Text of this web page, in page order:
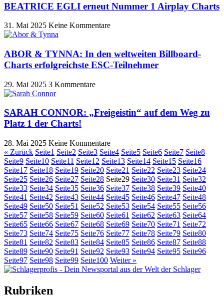
BEATRICE EGLI erneut Nummer 1 Airplay Charts
31. Mai 2025 Keine Kommentare
ABOR & TYNNA: In den weltweiten Billboard-
Charts erfolgreichste ESC-Teilnehmer
29. Mai 2025 3 Kommentare
SARAH CONNOR: „Freigeistin“ auf dem Weg zu
Platz 1 der Charts!
28. Mai 2025 Keine Kommentare
« Zurück Seite1 Seite2 Seite3 Seite4 Seite5 Seite6 Seite7 Seite8
Seite9 Seite10 Seite11 Seite12 Seite13 Seite14 Seite15 Seite16
Seite17 Seite18 Seite19 Seite20 Seite21 Seite22 Seite23 Seite24
Seite25 Seite26 Seite27 Seite28 Seite29 Seite30 Seite31 Seite32
Seite33 Seite34 Seite35 Seite36 Seite37 Seite38 Seite39 Seite40
Seite41 Seite42 Seite43 Seite44 Seite45 Seite46 Seite47 Seite48
Seite49 Seite50 Seite51 Seite52 Seite53 Seite54 Seite55 Seite56
Seite57 Seite58 Seite59 Seite60 Seite61 Seite62 Seite63 Seite64
Seite65 Seite66 Seite67 Seite68 Seite69 Seite70 Seite71 Seite72
Seite73 Seite74 Seite75 Seite76 Seite77 Seite78 Seite79 Seite80
Seite81 Seite82 Seite83 Seite84 Seite85 Seite86 Seite87 Seite88
Seite89 Seite90 Seite91 Seite92 Seite93 Seite94 Seite95 Seite96
Seite97 Seite98 Seite99 Seite100 Weiter »
Rubriken